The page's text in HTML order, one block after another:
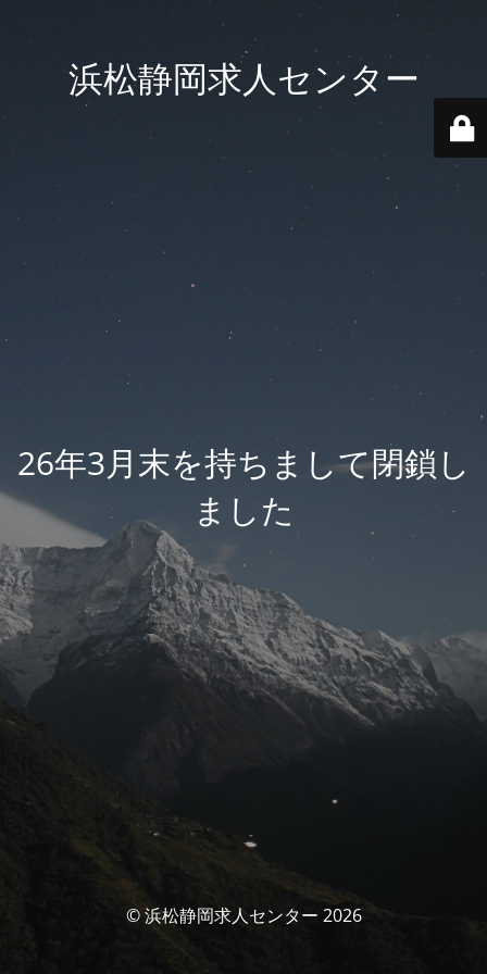
浜松静岡求人センター
26年3月末を持ちまして閉鎖し
ました
© 浜松静岡求人センター 2026